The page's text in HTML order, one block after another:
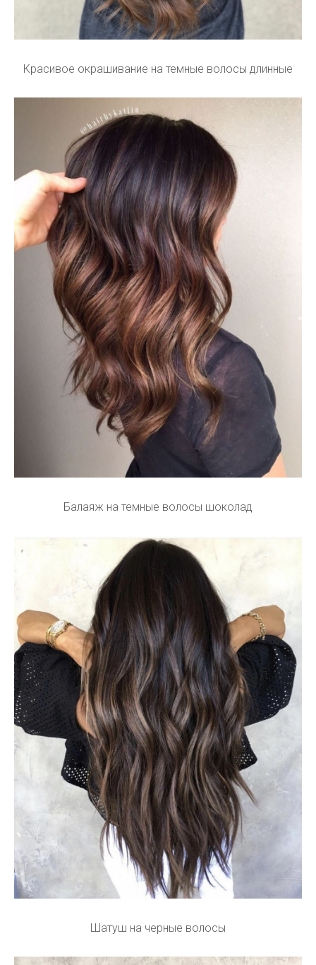
Красивое окрашивание на темные волосы длинные
Балаяж на темные волосы шоколад
Шатуш на черные волосы